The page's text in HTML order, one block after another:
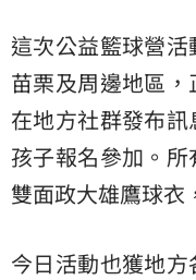
這次公益籃球營
苗栗及周邊地區，
在地方社群發布
孩子報名參加。
雙面政大雄鷹球衣
今日活動也獲地